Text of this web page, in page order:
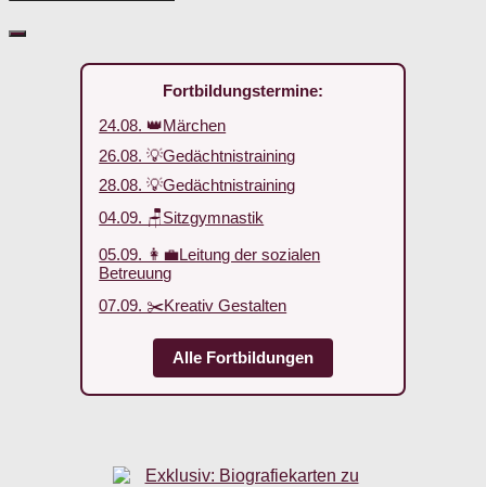
Fortbildungstermine:
24.08. 👑Märchen
26.08. 💡Gedächtnistraining
28.08. 💡Gedächtnistraining
04.09. 🪑Sitzgymnastik
05.09. 👩‍💼Leitung der sozialen
Betreuung
07.09. ✂️Kreativ Gestalten
Alle Fortbildungen